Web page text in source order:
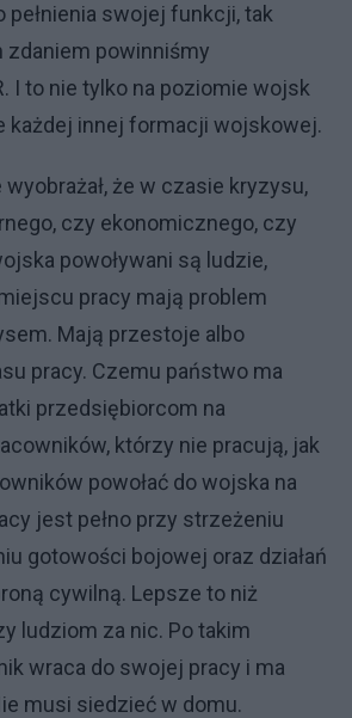
pełnienia swojej funkcji, tak
powinniśmy
I to nie tylko na poziomie wojsk
każdej innej formacji wojskowej.
że w czasie kryzysu,
czy ekonomicznego, czy
powoływani są ludzie,
pracy mają problem
Mają przestoje albo
pracy. Czemu państwo ma
przedsiębiorcom na
którzy nie pracują, jak
powołać do wojska na
jest pełno przy strzeżeniu
gotowości bojowej oraz działań
cywilną. Lepsze to niż
ludziom za nic. Po takim
wraca do swojej pracy i ma
musi siedzieć w domu.